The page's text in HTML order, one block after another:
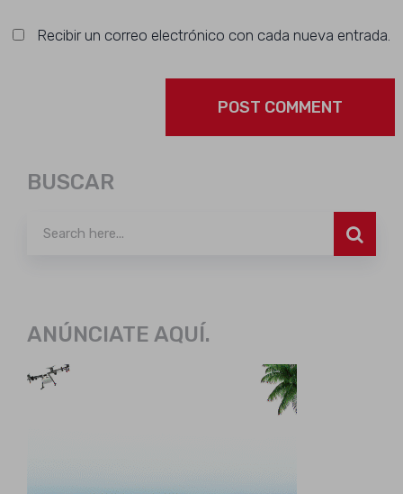
Recibir un correo electrónico con cada nueva entrada.
BUSCAR
ANÚNCIATE AQUÍ.